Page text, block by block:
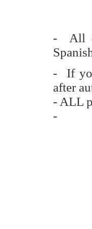
- All
- If
after
- ALL
-